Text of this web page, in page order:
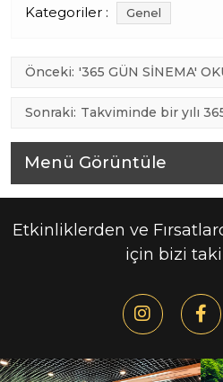
Kategoriler : Genel
Yazı
Önceki: '365 GÜN SİNEMA'
Kent TV (kenttv.net)
Sonraki: Takviminde bir yılı
Menü Görüntüle
Etkinliklerden ve
için bizi